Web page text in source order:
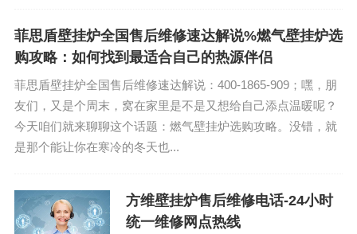
菲思盾壁挂炉全国售后维修速达解说%燃气壁挂炉选
购攻略：如何找到最适合自己的热源伴侣
菲思盾壁挂炉全国售后维修速达解说：400-1865-909；嘿，朋
友们，又是个周末，窝在家里是不是又想给自己添点温暖呢？
今天咱们就来聊聊这个话题：燃气壁挂炉选购攻略。没错，就
是那个能让你在寒冷的冬天也...
方维壁挂炉售后维修电话-24小时
统一维修网点热线